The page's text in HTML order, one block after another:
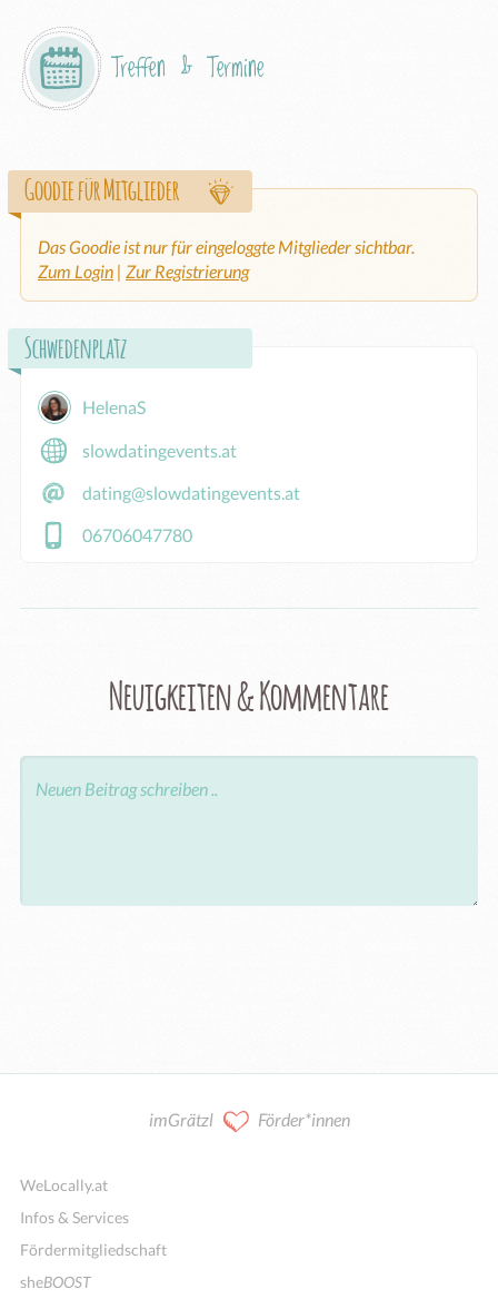
Treffen & Termine
Goodie für Mitglieder
Das Goodie ist nur für eingeloggte Mitglieder sichtbar.
Zum Login | Zur Registrierung
Schwedenplatz
HelenaS
slowdatingevents.at
dating@slowdatingevents.at
06706047780
Neuigkeiten & Kommentare
imGrätzl Förder*innen
WeLocally.at
Infos & Services
Fördermitgliedschaft
sheBOOST